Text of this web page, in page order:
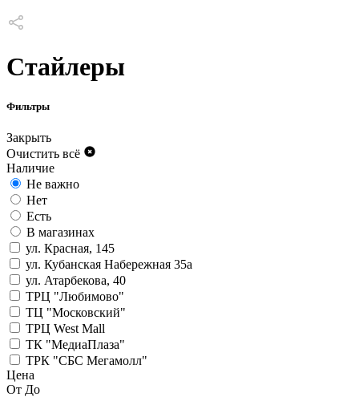
Стайлеры
Фильтры
Закрыть
Очистить всё
Наличие
Не важно
Нет
Есть
В магазинах
ул. Красная, 145
ул. Кубанская Набережная 35а
ул. Атарбекова, 40
ТРЦ "Любимово"
ТЦ "Московский"
ТРЦ West Mall
ТК "МедиаПлаза"
ТРК "СБС Мегамолл"
Цена
От До